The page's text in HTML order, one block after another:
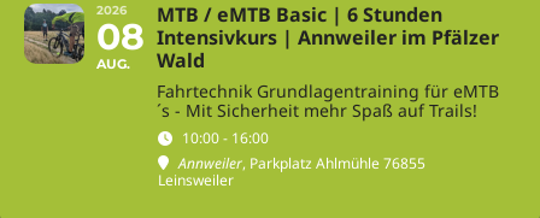
2026
08
AUG.
MTB / eMTB Basic | 6 Stunden
Intensivkurs | Annweiler im Pfälzer
Wald
Fahrtechnik Grundlagentraining für eMTB
´s - Mit Sicherheit mehr Spaß auf Trails!
10:00 - 16:00
Annweiler, Parkplatz Ahlmühle 76855
Leinsweiler